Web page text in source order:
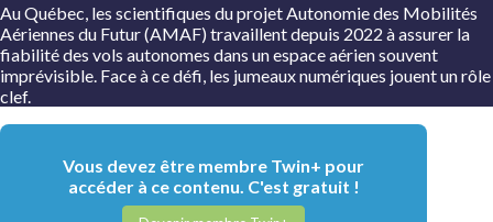
Au Québec, les scientifiques du projet Autonomie des Mobilités
Aériennes du Futur (AMAF) travaillent depuis 2022 à assurer la
fiabilité des vols autonomes dans un espace aérien souvent
imprévisible. Face à ce défi, les jumeaux numériques jouent un rôle
clef.
Vous devez être membre Twin+ pour
accéder à ce contenu. C'est gratuit !